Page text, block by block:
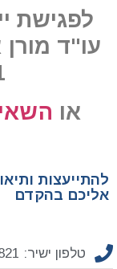
לפגישת
עו"ד מורן
או
להתייעצות
אליכם בהקדם
טלפון ישיר: 0506793821